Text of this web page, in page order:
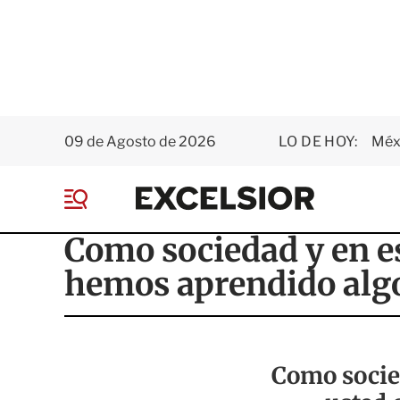
09 de Agosto de 2026 LO DE HOY:
E
x
e
l
s
i
r
e
n
ú
Como sociedad y en
hemos aprendido
Como